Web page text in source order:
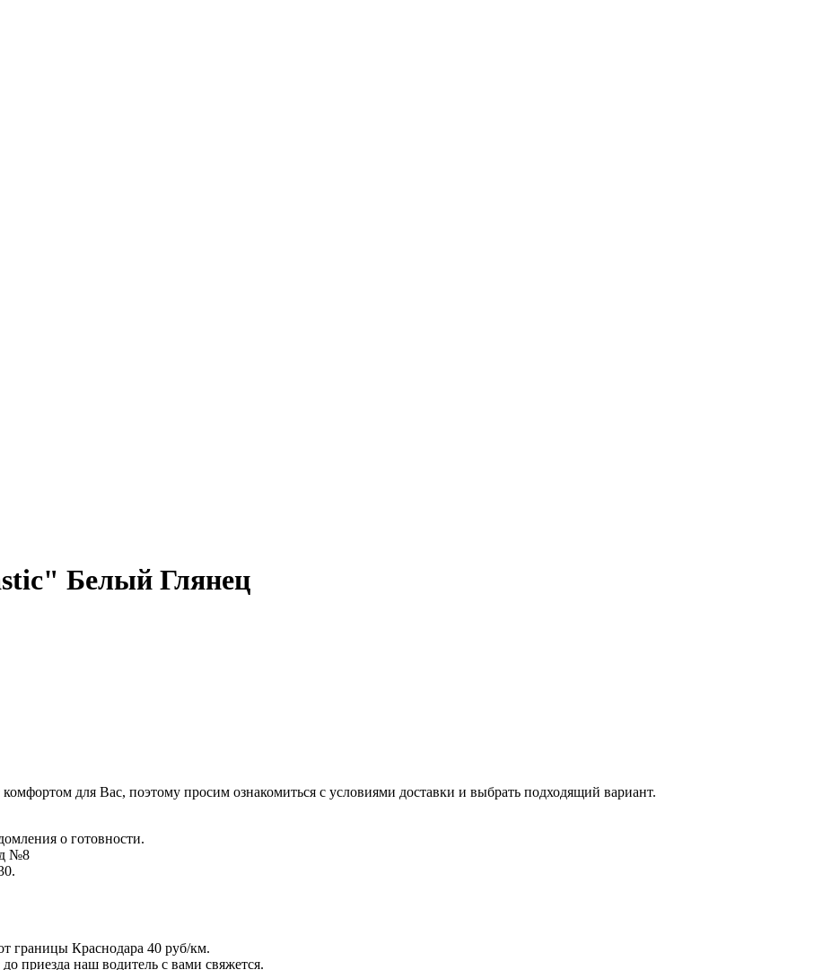
Белый Глянец
для Вас, поэтому просим ознакомиться с условиями доставки и выбрать подходящий вариант.
о готовности.
№8
границы Краснодара 40 руб/км.
приезда наш водитель с вами свяжется.